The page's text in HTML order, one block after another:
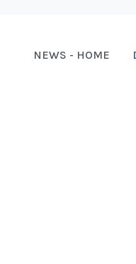
NEWS - HOME